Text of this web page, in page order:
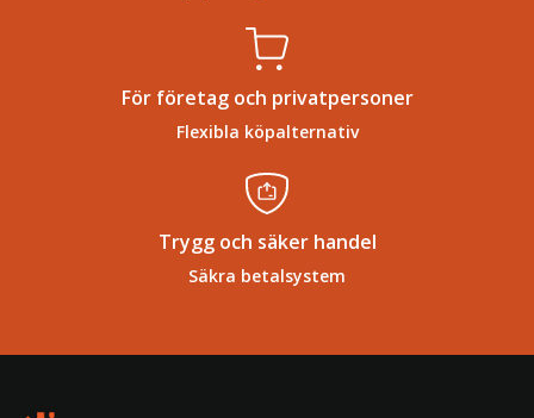
För företag och privatpersoner
Flexibla köpalternativ
Trygg och säker handel
Säkra betalsystem